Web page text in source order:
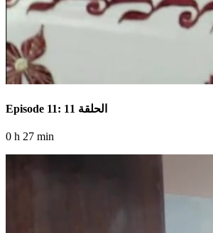
Episode 11: الحلقة 11
0 h 27 min